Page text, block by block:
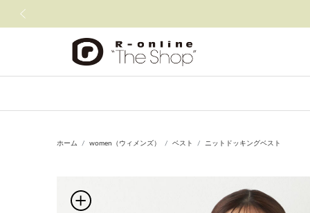
ホーム women（ウィメンズ） ベスト ニットドッキングベスト